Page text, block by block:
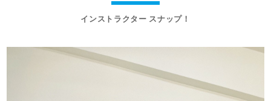
インストラクター スナップ！